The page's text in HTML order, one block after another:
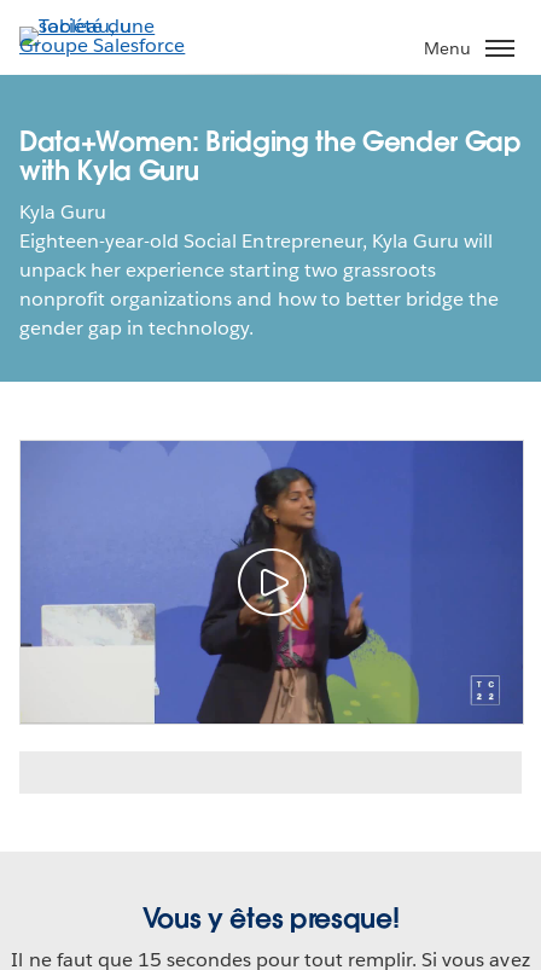
Aller
au
contenu
Menu
Data+Women: Bridging the Gender Gap
with Kyla Guru
Kyla Guru
Eighteen-year-old Social Entrepreneur, Kyla Guru will
unpack her experience starting two grassroots
nonprofit organizations and how to better bridge the
gender gap in technology.
Vous y êtes presque!
Il ne faut que 15 secondes pour tout remplir. Si vous avez